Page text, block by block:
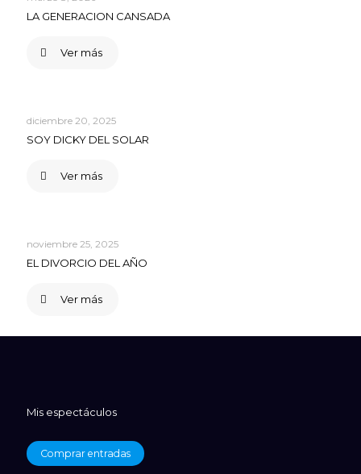
LA GENERACION CANSADA
Ver más
diciembre 20, 2025
SOY DICKY DEL SOLAR
Ver más
noviembre 25, 2025
EL DIVORCIO DEL AÑO
Ver más
Mis espectáculos
Comprar entradas